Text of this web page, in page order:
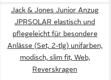
Jack & Jones Junior Anzug
JPRSOLAR elastisch und
pflegeleicht für besondere
Anlässe (Set, 2-tlg) unifarben,
modisch, slim fit, Web,
Reverskragen